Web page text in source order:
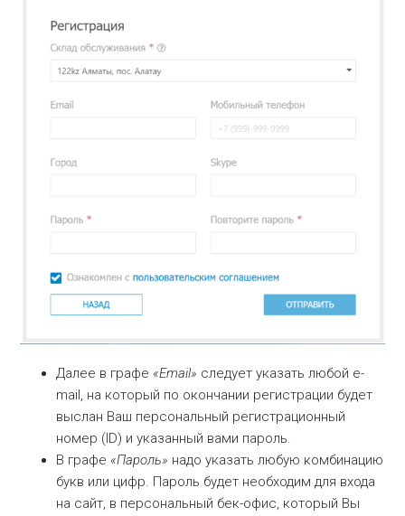
Далее в графе «Email» следует указать любой e-
mail, на который по окончании регистрации будет
выслан Ваш персональный регистрационный
номер (ID) и указанный вами пароль.
В графе «Пароль» надо указать любую комбинацию
букв или цифр. Пароль будет необходим для входа
на сайт, в персональный бек-офис, который Вы